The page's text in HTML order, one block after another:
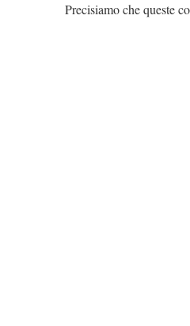
Precisiamo che queste